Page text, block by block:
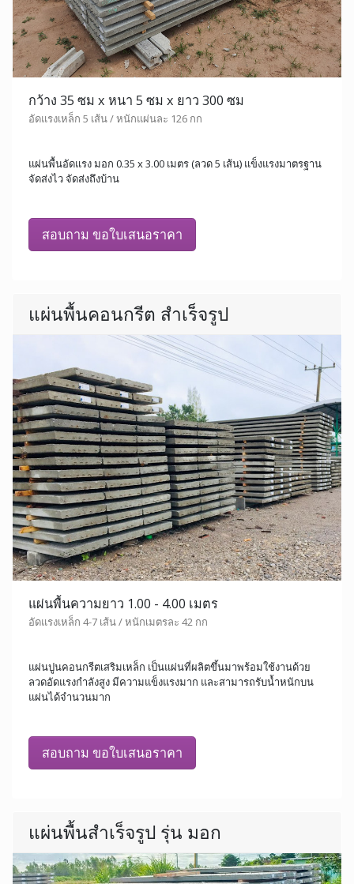
กว้าง 35 ซม x หนา 5 ซม x ยาว 300 ซม
อัดแรงเหล็ก 5 เส้น / หนักแผ่นละ 126 กก
แผ่นพื้นอัดแรง มอก 0.35 x 3.00 เมตร (ลวด 5 เส้น) แข็งแรงมาตรฐาน
จัดส่งไว จัดส่งถึงบ้าน
สอบถาม ขอใบเสนอราคา
แผ่นพื้นคอนกรีต สำเร็จรูป
แผ่นพื้นความยาว 1.00 - 4.00 เมตร
อัดแรงเหล็ก 4-7 เส้น / หนักเมตรละ 42 กก
แผ่นปูนคอนกรีตเสริมเหล็ก เป็นแผ่นที่ผลิตขึ้นมาพร้อมใช้งานด้วย
ลวดอัดแรงกำลังสูง มีความแข็งแรงมาก และสามารถรับน้ำหนักบน
แผ่นได้จำนวนมาก
สอบถาม ขอใบเสนอราคา
แผ่นพื้นสำเร็จรูป รุ่น มอก